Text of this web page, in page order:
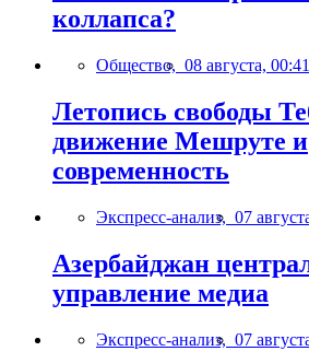
коллапса?
Общество, 08 августа, 00:41
Летопись свободы
движение Мешруте и
современность
Экспресс-анализ, 07
Азербайджан
управление медиа
Экспресс-анализ, 07